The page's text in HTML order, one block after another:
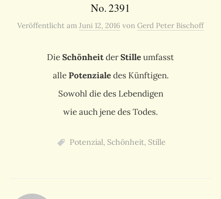
No. 2391
Veröffentlicht am Juni 12, 2016 von Gerd Peter Bischoff
DieSchönheitderStilleumfasst
allePotenzialedes Künftigen.
Sowohl die des Lebendigen
wie auch jene des Todes.
Potenzial, Schönheit, Stille